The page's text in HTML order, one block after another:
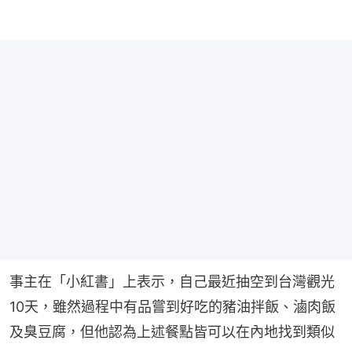
事主在「小紅書」上表示，自己最近抽空到台灣觀光
10天，雖然過程中有品嘗到好吃的豬油拌飯、滷肉飯
及臭豆腐，但他認為上述餐點皆可以在內地找到類似